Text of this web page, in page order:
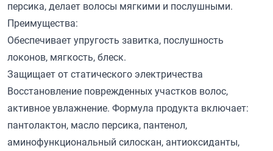
персика, делает волосы мягкими и послушными.
Преимущества:
Обеспечивает упругость завитка, послушность
локонов, мягкость, блеск.
Защищает от статического электричества
Восстановление поврежденных участков волос,
активное увлажнение. Формула продукта включает:
пантолактон, масло персика, пантенол,
аминофункциональный силоскан, антиоксиданты,